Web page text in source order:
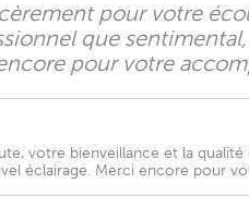
pour votre
que
pour votre
votre bienveillance et la qualité
éclairage. Merci encore pour